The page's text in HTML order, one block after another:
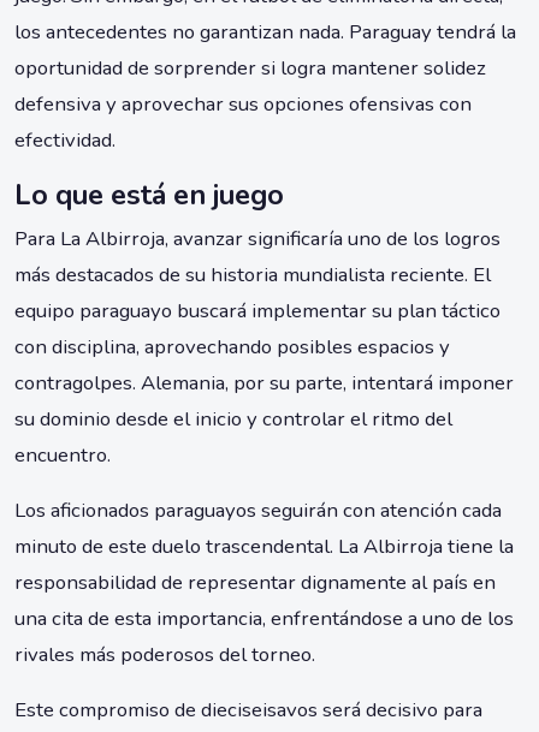
los antecedentes no garantizan nada. Paraguay tendrá la
oportunidad de sorprender si logra mantener solidez
defensiva y aprovechar sus opciones ofensivas con
efectividad.
Lo que está en juego
Para La Albirroja, avanzar significaría uno de los logros
más destacados de su historia mundialista reciente. El
equipo paraguayo buscará implementar su plan táctico
con disciplina, aprovechando posibles espacios y
contragolpes. Alemania, por su parte, intentará imponer
su dominio desde el inicio y controlar el ritmo del
encuentro.
Los aficionados paraguayos seguirán con atención cada
minuto de este duelo trascendental. La Albirroja tiene la
responsabilidad de representar dignamente al país en
una cita de esta importancia, enfrentándose a uno de los
rivales más poderosos del torneo.
Este compromiso de dieciseisavos será decisivo para